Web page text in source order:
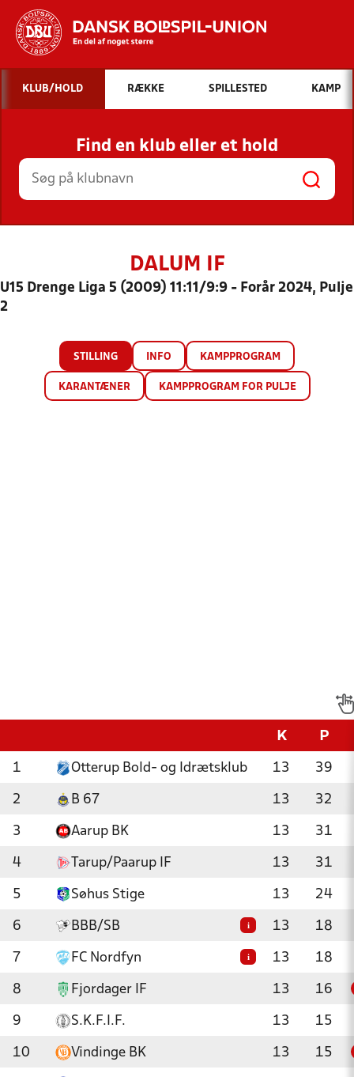
Hvad vil du søge efter?
INDHOLD OG NYHEDER
STILLINGER, RESULTATER, KLUBBER OG
HOLD
KLUB/HOLD RÆKKE SPILLESTED KAMP
Find en klub eller et hold
DALUM IF
U15 Drenge Liga 5 (2009) 11:11/9:9 - Forår 2024, Pulje
2
STILLING INFO KAMPPROGRAM
KARANTÆNER KAMPPROGRAM FOR PULJE
K P
1 Otterup Bold- og Idrætsklub 13 39
2 B 67 13 32
3 Aarup BK 13 31
4 Tarup/Paarup IF 13 31
5 Søhus Stige 13 24
6 BBB/SB i 13 18
7 FC Nordfyn i 13 18
8 Fjordager IF 13 16
9 S.K.F.I.F. 13 15
10 Vindinge BK 13 15